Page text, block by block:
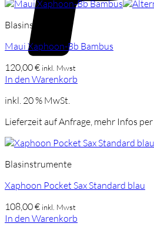
Blasinstrumente
Maui Xaphoon-Bb Bambus
120,00€ inkl. Mwst
In den Warenkorb
inkl. 20 % MwSt.
Lieferzeit auf Anfrage, mehr Infos
Blasinstrumente
Xaphoon Pocket Sax Standard blau
108,00€ inkl. Mwst
In den Warenkorb